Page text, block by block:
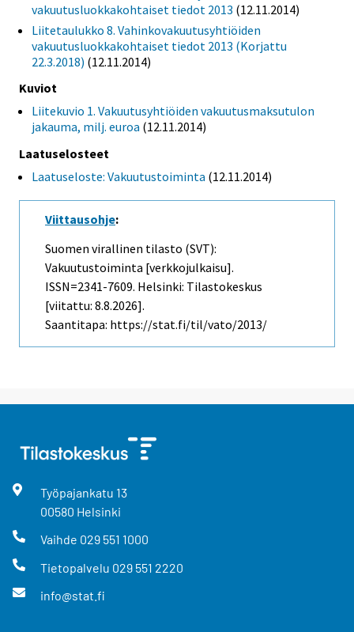
vakuutusluokkakohtaiset tiedot 2013 (12.11.2014)
Liitetaulukko 8. Vahinkovakuutusyhtiöiden
vakuutusluokkakohtaiset tiedot 2013 (Korjattu
22.3.2018) (12.11.2014)
Kuviot
Liitekuvio 1. Vakuutusyhtiöiden vakuutusmaksutulon
jakauma, milj. euroa (12.11.2014)
Laatuselosteet
Laatuseloste: Vakuutustoiminta (12.11.2014)
Viittausohje:
Suomen virallinen tilasto (SVT):
Vakuutustoiminta [verkkojulkaisu].
ISSN=2341-7609. Helsinki: Tilastokeskus
[viitattu: 8.8.2026].
Saantitapa: https://stat.fi/til/vato/2013/
Työpajankatu 13
00580 Helsinki
Vaihde 029 551 1000
Tietopalvelu 029 551 2220
info@stat.fi